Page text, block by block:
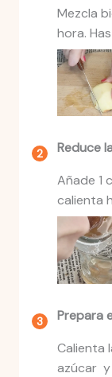
Mezcla
hora.
Reduce
Añade 1
calienta
Prepara
Calienta
azúcar y